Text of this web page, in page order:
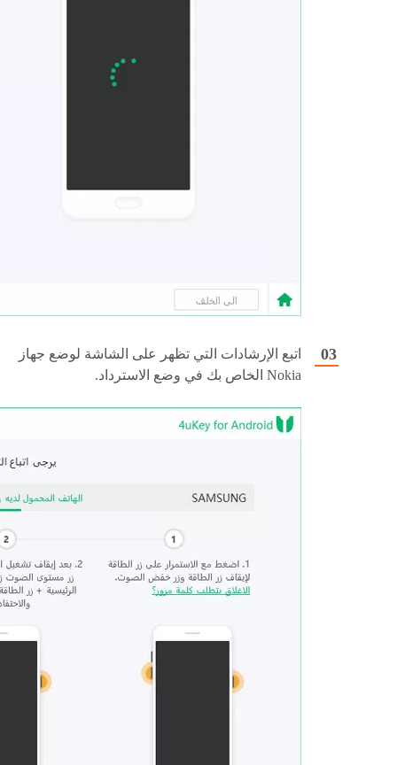
اتبع الإرشادات التي تظهر على الشاشة لوضع جهاز
Nokia الخاص بك في وضع الاسترداد.